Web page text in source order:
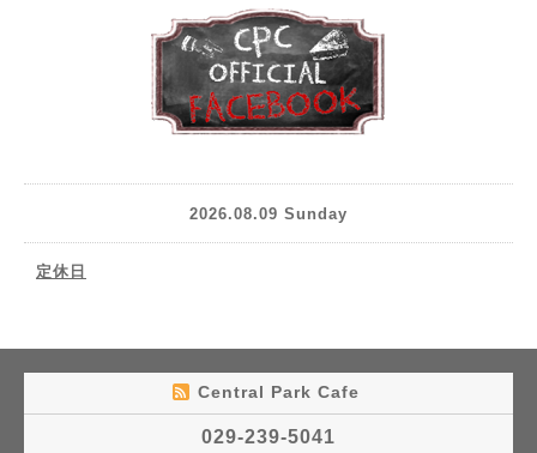
2026.08.09 Sunday
定休日
Central Park Cafe
029-239-5041